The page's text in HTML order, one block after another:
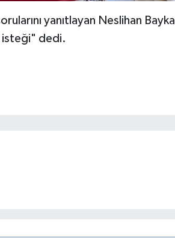
yanıtlayan Neslihan Baykal
isteği" dedi.